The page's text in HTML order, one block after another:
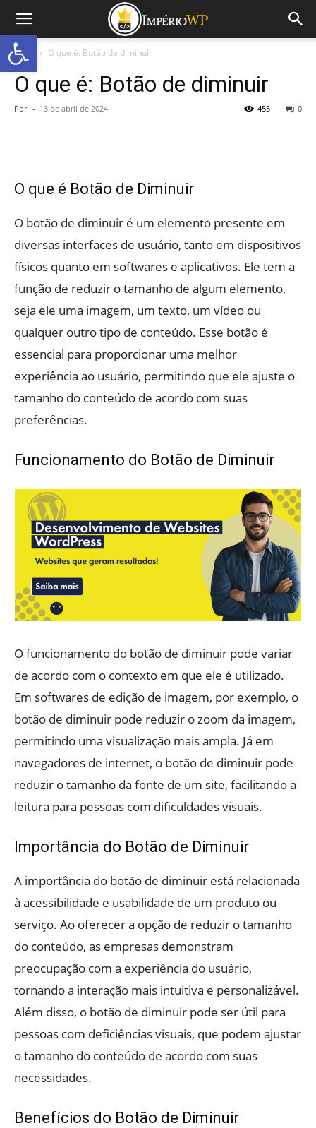
Início O que é: Botão de diminuir
O que é: Botão de diminuir
Por - 13 de abril de 2024 0
455
O que é Botão de Diminuir
O botão de diminuir é um elemento presente em
diversas interfaces de usuário, tanto em dispositivos
físicos quanto em softwares e aplicativos. Ele tem a
função de reduzir o tamanho de algum elemento,
seja ele uma imagem, um texto, um vídeo ou
qualquer outro tipo de conteúdo. Esse botão é
essencial para proporcionar uma melhor
experiência ao usuário, permitindo que ele ajuste o
tamanho do conteúdo de acordo com suas
preferências.
Funcionamento do Botão de Diminuir
O funcionamento do botão de diminuir pode variar
de acordo com o contexto em que ele é utilizado.
Em softwares de edição de imagem, por exemplo, o
botão de diminuir pode reduzir o zoom da imagem,
permitindo uma visualização mais ampla. Já em
navegadores de internet, o botão de diminuir pode
reduzir o tamanho da fonte de um site, facilitando a
leitura para pessoas com dificuldades visuais.
Importância do Botão de Diminuir
A importância do botão de diminuir está relacionada
à acessibilidade e usabilidade de um produto ou
serviço. Ao oferecer a opção de reduzir o tamanho
do conteúdo, as empresas demonstram
preocupação com a experiência do usuário,
tornando a interação mais intuitiva e personalizável.
Além disso, o botão de diminuir pode ser útil para
pessoas com deficiências visuais, que podem ajustar
o tamanho do conteúdo de acordo com suas
necessidades.
Benefícios do Botão de Diminuir
Abrir a barra de ferramentas